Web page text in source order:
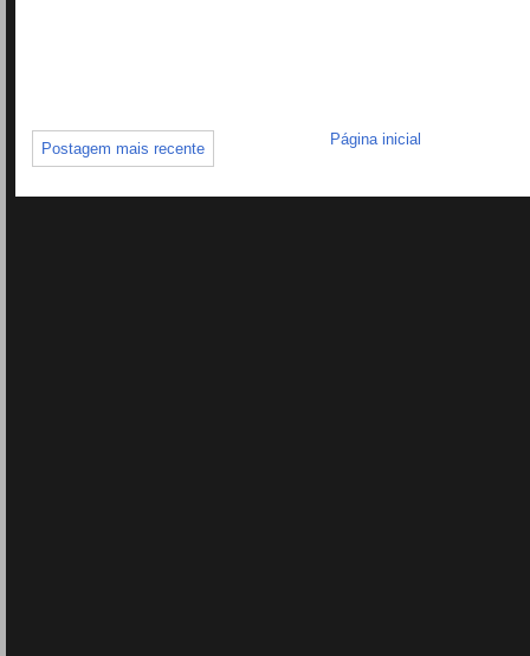
Postagem mais recente
Página inicial